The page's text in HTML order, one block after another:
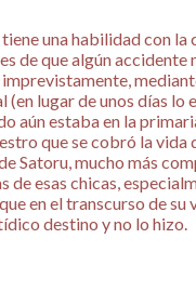
una habilidad con la
de que algún
imprevistamente,
(en lugar de unos días
aún estaba en la
que se cobró la vida
Satoru, mucho más
de esas chicas,
en el transcurso de
destino y no lo hizo.